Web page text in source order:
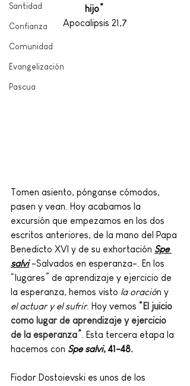
Santidad
Confianza
Comunidad
Evangelización
Pascua
hijo”
Apocalipsis 21,7
Tomen asiento, pónganse cómodos,
pasen y vean. Hoy acabamos la
excursión que empezamos en los dos
escritos anteriores, de la mano del Papa
Benedicto XVI y de su exhortación Spe
salvi -Salvados en esperanza-. En los
“lugares” de aprendizaje y ejercicio de
la esperanza, hemos visto la oración y
el actuar y el sufrir. Hoy vemos “El juicio
como lugar de aprendizaje y ejercicio
de la esperanza” . Esta tercera etapa la
hacemos con Spe salvi, 41-48.
Fiodor Dostoievski es unos de los